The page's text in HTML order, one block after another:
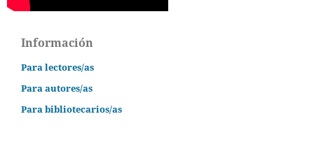
Información
Para lectores/as
Para autores/as
Para bibliotecarios/as